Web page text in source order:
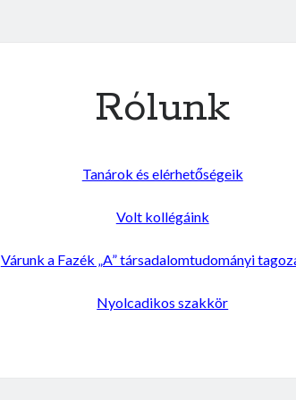
Rólunk
Tanárok és elérhetőségeik
Volt kollégáink
Várunk a Fazék „A” társadalomtudományi
Nyolcadikos szakkör